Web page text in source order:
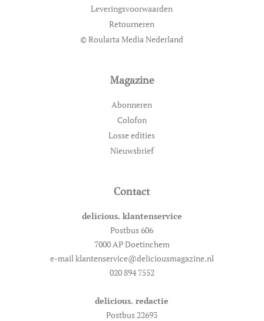
Leveringsvoorwaarden
Retourneren
© Roularta Media Nederland
Magazine
Abonneren
Colofon
Losse edities
Nieuwsbrief
Contact
delicious. klantenservice
Postbus 606
7000 AP Doetinchem
e-mail klantenservice@deliciousmagazine.nl
020 894 7552
delicious. redactie
Postbus 22693